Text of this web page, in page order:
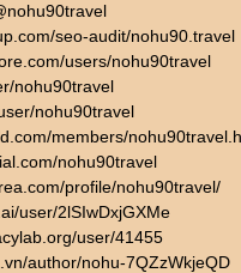
seo-audit/nohu90.travel
users/nohu90travel
nohu90travel
nohu90travel
members/
nohu90travel
profile/nohu90travel/
user/2lSIwDxjGXMe
user/41455
author/nohu-7QZzWkjeQD